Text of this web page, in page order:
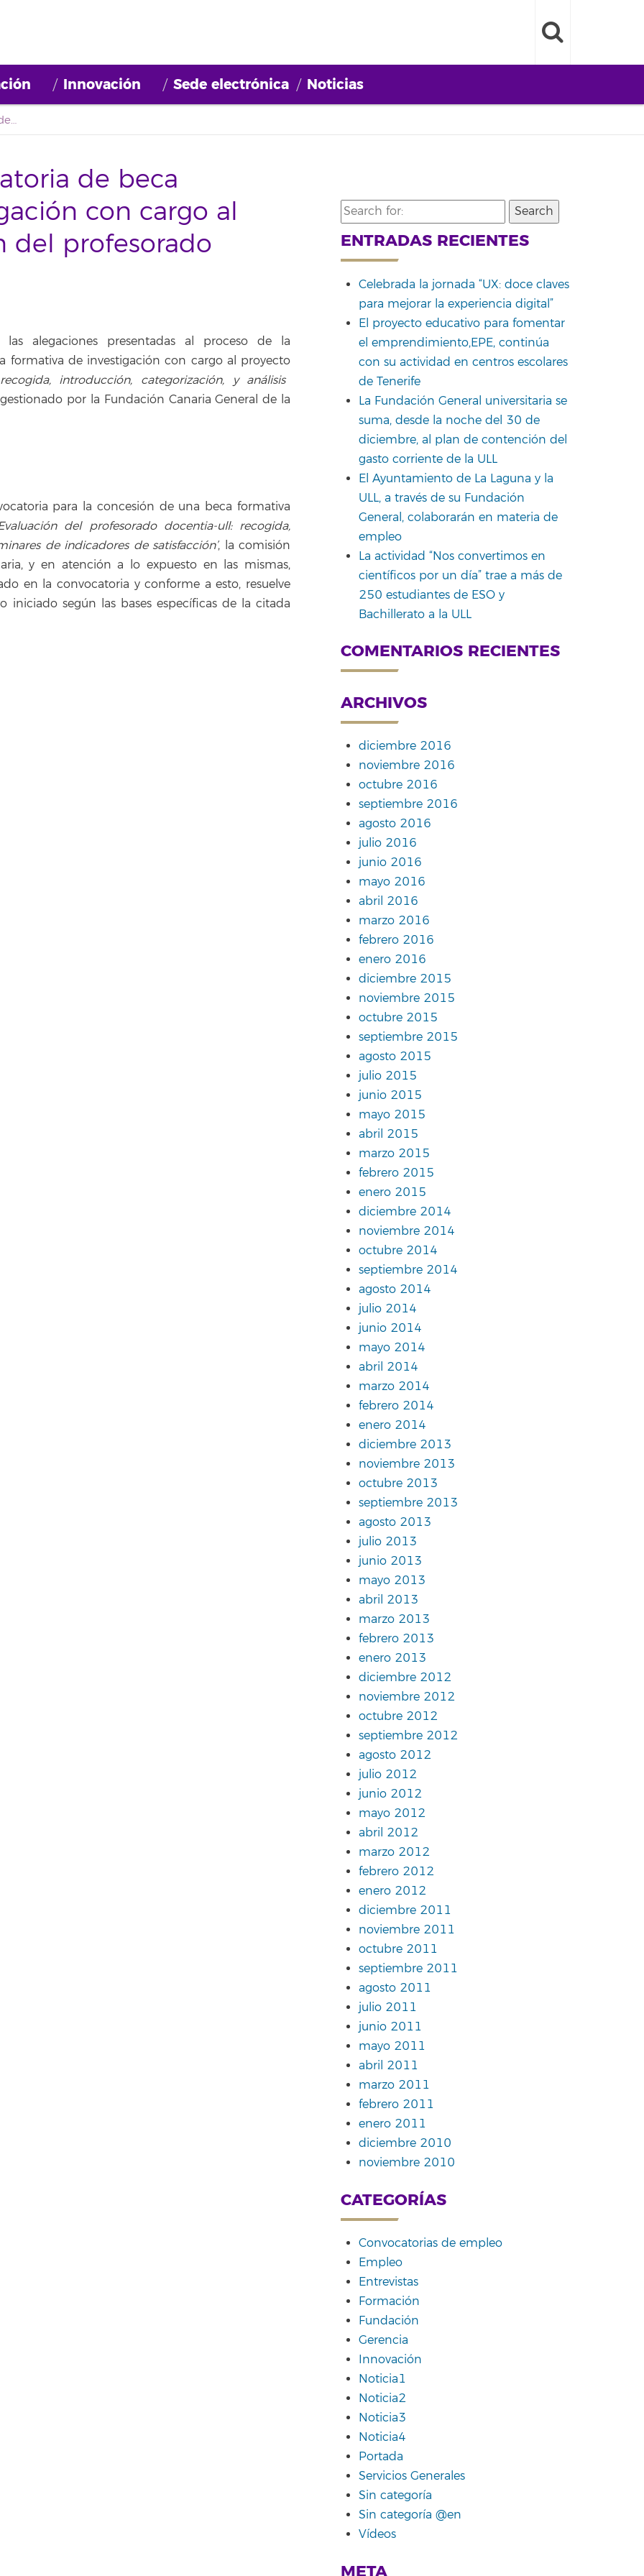
Innovación Sede electrónica Noticias
Notificación: convocatoria de beca formativa de investigación con cargo al proyecto 'Evaluación del profesorado docentia-ull'
de beca
con cargo al
del profesorado
alegaciones presentadas al proceso de la
formativa de investigación con cargo al proyecto
introducción, categorización, y análisis
por la Fundación Canaria General de la
para la concesión de una beca formativa
del profesorado docentia-ull: recogida,
de indicadores de satisfacción’, la comisión
y en atención a lo expuesto en las mismas,
en la convocatoria y conforme a esto, resuelve
iniciado según las bases específicas de la citada
Search
for:
ENTRADAS RECIENTES
Celebrada la jornada “UX: doce claves
para mejorar la experiencia digital”
El proyecto educativo para fomentar
el emprendimiento,EPE, continúa
con su actividad en centros escolares
de Tenerife
La Fundación General universitaria se
suma, desde la noche del 30 de
diciembre, al plan de contención del
gasto corriente de la ULL
El Ayuntamiento de La Laguna y la
ULL, a través de su Fundación
General, colaborarán en materia de
empleo
La actividad “Nos convertimos en
científicos por un día” trae a más de
250 estudiantes de ESO y
Bachillerato a la ULL
COMENTARIOS RECIENTES
ARCHIVOS
diciembre 2016
noviembre 2016
octubre 2016
septiembre 2016
agosto 2016
julio 2016
junio 2016
mayo 2016
abril 2016
marzo 2016
febrero 2016
enero 2016
diciembre 2015
noviembre 2015
octubre 2015
septiembre 2015
agosto 2015
julio 2015
junio 2015
mayo 2015
abril 2015
marzo 2015
febrero 2015
enero 2015
diciembre 2014
noviembre 2014
octubre 2014
septiembre 2014
agosto 2014
julio 2014
junio 2014
mayo 2014
abril 2014
marzo 2014
febrero 2014
enero 2014
diciembre 2013
noviembre 2013
octubre 2013
septiembre 2013
agosto 2013
julio 2013
junio 2013
mayo 2013
abril 2013
marzo 2013
febrero 2013
enero 2013
diciembre 2012
noviembre 2012
octubre 2012
septiembre 2012
agosto 2012
julio 2012
junio 2012
mayo 2012
abril 2012
marzo 2012
febrero 2012
enero 2012
diciembre 2011
noviembre 2011
octubre 2011
septiembre 2011
agosto 2011
julio 2011
junio 2011
mayo 2011
abril 2011
marzo 2011
febrero 2011
enero 2011
diciembre 2010
noviembre 2010
CATEGORÍAS
Convocatorias de empleo
Empleo
Entrevistas
Formación
Fundación
Gerencia
Innovación
Noticia1
Noticia2
Noticia3
Noticia4
Portada
Servicios Generales
Sin categoría
Sin categoría @en
Vídeos
META